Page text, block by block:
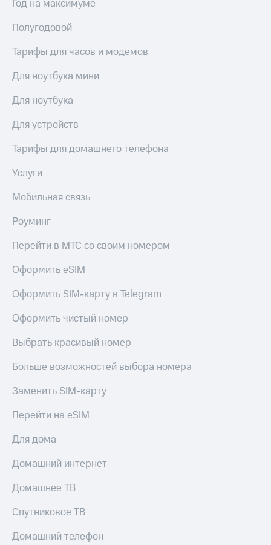
Год на максимуме
Полугодовой
Тарифы для часов и модемов
Для ноутбука мини
Для ноутбука
Для устройств
Тарифы для домашнего телефона
Услуги
Мобильная связь
Роуминг
Перейти в МТС со своим номером
Оформить eSIM
Оформить SIM-карту в Telegram
Оформить чистый номер
Выбрать красивый номер
Больше возможностей выбора номера
Заменить SIM-карту
Перейти на eSIM
Для дома
Домашний интернет
Домашнее ТВ
Спутниковое ТВ
Домашний телефон